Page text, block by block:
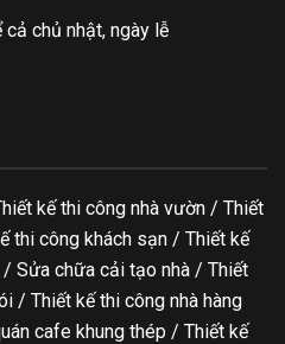
chủ nhật, ngày lễ
kế thi công nhà vườn / Thiết
thi công khách sạn / Thiết kế
/ Sửa chữa cải tạo nhà / Thiết
/ Thiết kế thi công nhà hàng
cafe khung thép / Thiết kế